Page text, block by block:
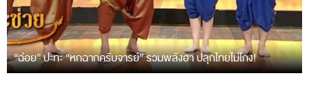
“ฉ่อย” ปะทะ “หกฉากครับจารย์” รวมพลังฮา ปลุกไทยไม่โกง!